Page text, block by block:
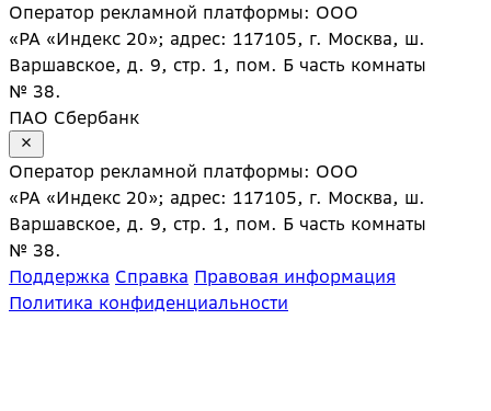
Оператор рекламной платформы: ООО
«РА «Индекс 20»; адрес: 117105, г. Москва, ш.
Варшавское, д. 9, стр. 1, пом. Б часть комнаты
№ 38.
ПАО Сбербанк
Оператор рекламной платформы: ООО
«РА «Индекс 20»; адрес: 117105, г. Москва, ш.
Варшавское, д. 9, стр. 1, пом. Б часть комнаты
№ 38.
Поддержка Справка Правовая информация
Политика конфиденциальности